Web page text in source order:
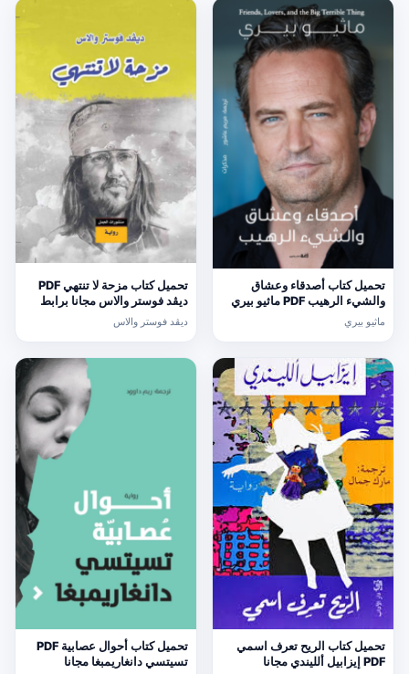
تحميل كتاب أصدقاء وعشاق
والشيء الرهيب PDF ماثيو بيري
مجانا برابط مباشر
ماثيو بيري
تحميل كتاب مزحة لا تنتهي PDF
ديڤد فوستر والاس مجانا برابط
مباشر
ديڤد فوستر والاس
تحميل كتاب الريح تعرف اسمي
PDF إيزابيل ألليندي مجانا
تحميل كتاب أحوال عصابية PDF
تسيتسي دانغاريمبغا مجانا